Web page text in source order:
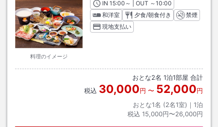
料理のイメージ
INチェックイン
15:00 ～ | OUT チェックアウト
～10:00
和洋室
夕食/朝食付き
禁煙
現地支払い
おとな2名 1泊1部屋 合計
税込 30,000円 〜 52,000円
おとな1名 (2名1室)｜ 1泊
税込 15,000円〜26,000円